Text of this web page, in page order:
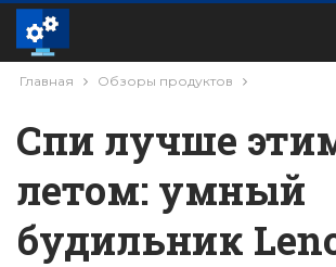
Главная Обзоры продуктов
Спи лучше
летом: умный
будильник